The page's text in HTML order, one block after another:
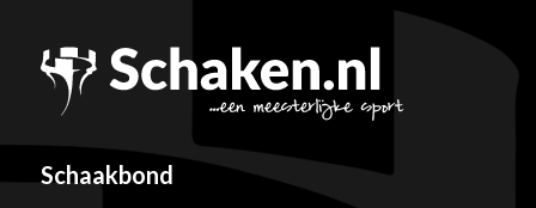
Schaakbond